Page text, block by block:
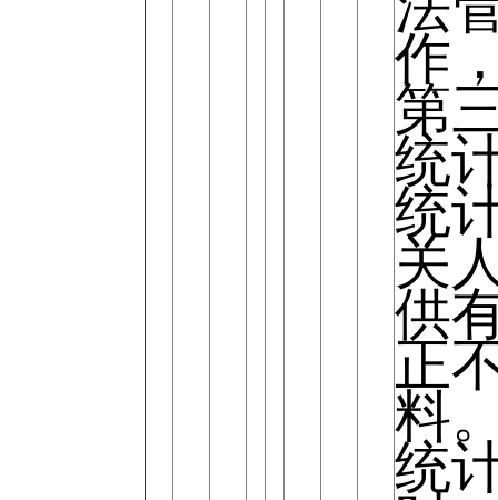
作
第
统
统
关
供
正
料
统